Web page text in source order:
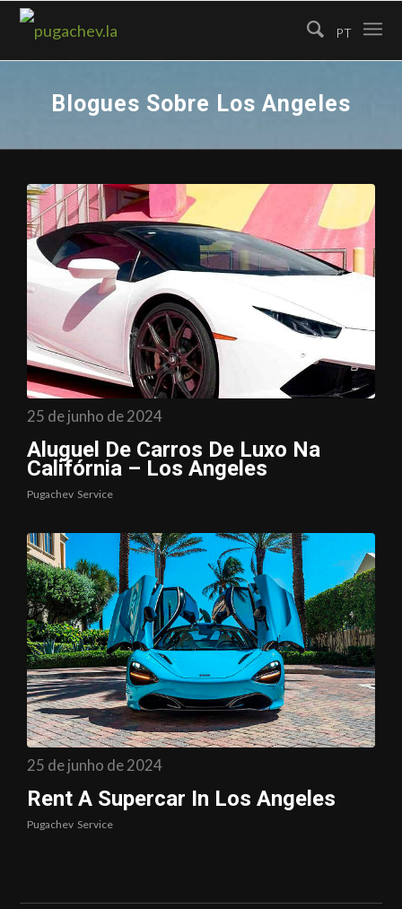
Blogues Sobre Los Angeles
25 de junho de 2024
Aluguel De Carros De Luxo Na
Califórnia – Los Angeles
Pugachev Service
25 de junho de 2024
Rent A Supercar In Los Angeles
Pugachev Service
PT